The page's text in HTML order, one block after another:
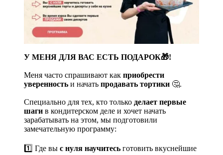
У МЕНЯ ДЛЯ ВАС ЕСТЬ ПОДАРОК🎁!
Меня часто спрашивают как приобрести
уверенность и начать продавать тортики 🤔.
Специально для тех, кто только делает первые
шаги в кондитерском деле и хочет начать
зарабатывать на этом, мы подготовили
замечательную программу:
1️⃣ Где вы с нуля научитесь готовить вкуснейшие